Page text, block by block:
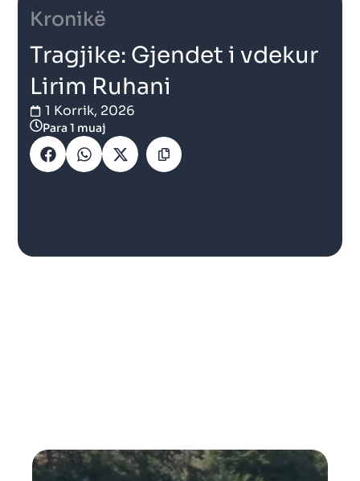
Kronikë
Tragjike: Gjendet i vdekur
Lirim Ruhani
1 Korrik, 2026
Para 1 muaj